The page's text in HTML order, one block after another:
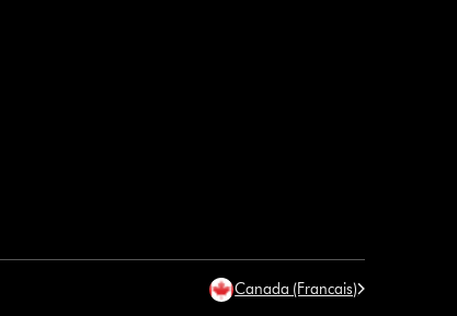
Canada (Francais)